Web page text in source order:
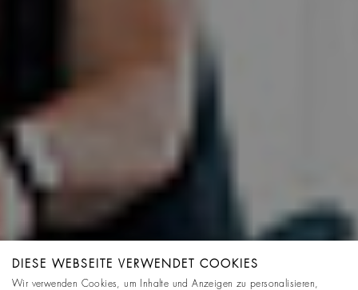
DIESE WEBSEITE VERWENDET COOKIES
Wir verwenden Cookies, um Inhalte und Anzeigen zu personalisieren,